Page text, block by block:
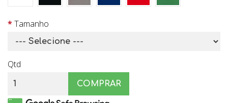
Tamanho
Qtd
COMPRAR